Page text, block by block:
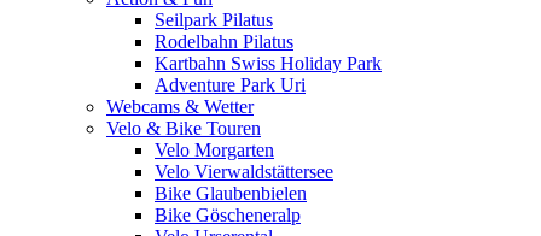
Seilpark Pilatus
Rodelbahn Pilatus
Kartbahn Swiss Holiday Park
Adventure Park Uri
Webcams & Wetter
Velo & Bike Touren
Velo Morgarten
Velo Vierwaldstättersee
Bike Glaubenbielen
Bike Göscheneralp